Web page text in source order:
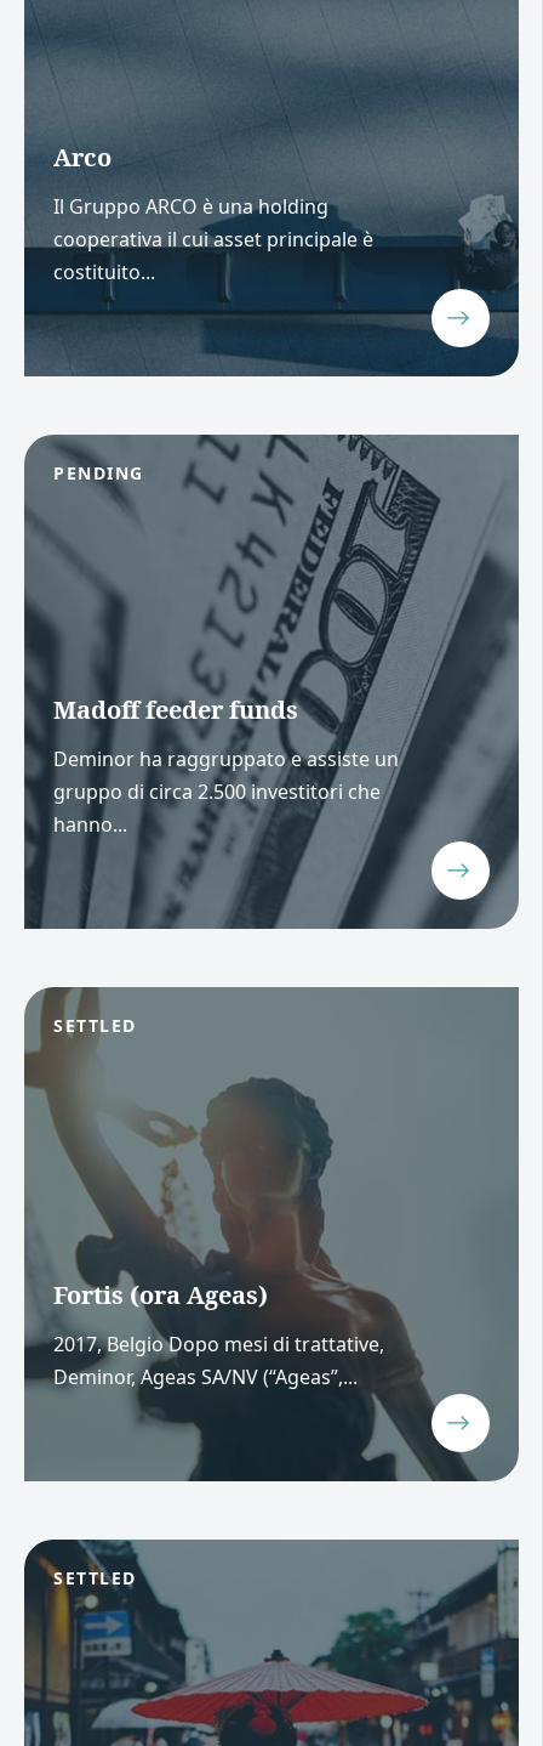
Arco
Il Gruppo ARCO è una holding
cooperativa il cui asset principale è
costituito...
PENDING
Madoff feeder funds
Deminor ha raggruppato e assiste un
gruppo di circa 2.500 investitori che
hanno...
SETTLED
Fortis (ora Ageas)
2017, Belgio Dopo mesi di trattative,
Deminor, Ageas SA/NV (“Ageas”,...
SETTLED